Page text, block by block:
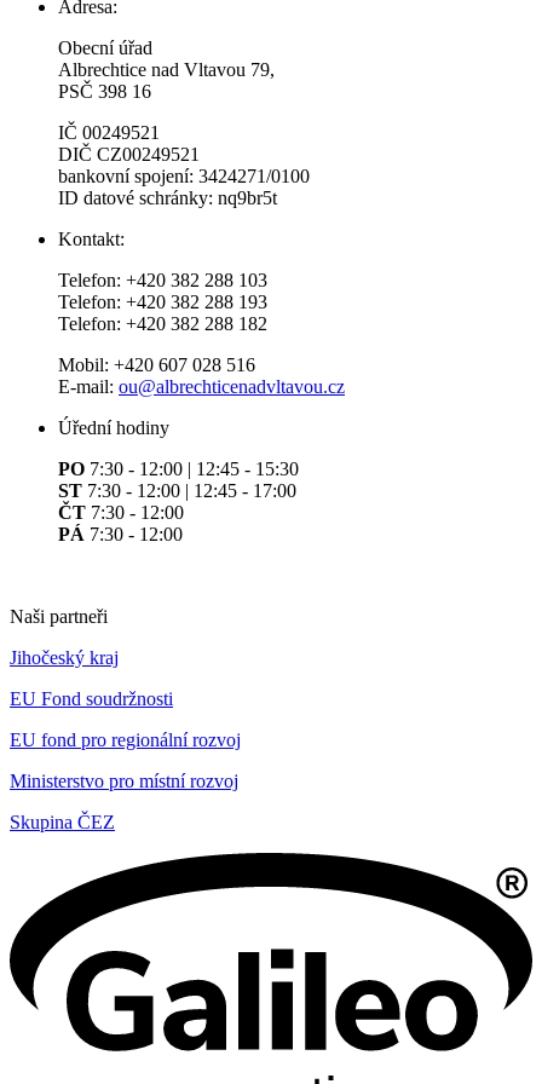
Adresa:
Obecní úřad
Albrechtice nad Vltavou 79,
PSČ 398 16
IČ 00249521
DIČ CZ00249521
bankovní spojení: 3424271/0100
ID datové schránky: nq9br5t
Kontakt:
Telefon: +420 382 288 103
Telefon: +420 382 288 193
Telefon: +420 382 288 182
Mobil: +420 607 028 516
E-mail: ou@albrechticenadvltavou.cz
Úřední hodiny
PO 7:30 - 12:00 | 12:45 - 15:30
ST 7:30 - 12:00 | 12:45 - 17:00
ČT 7:30 - 12:00
PÁ 7:30 - 12:00
Naši partneři
Jihočeský kraj
EU Fond soudržnosti
EU fond pro regionální rozvoj
Ministerstvo pro místní rozvoj
Skupina ČEZ